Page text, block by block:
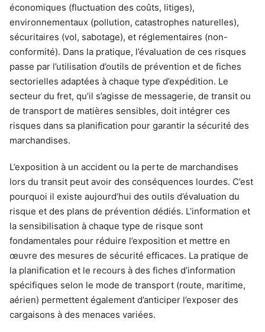
économiques (fluctuation des coûts, litiges),
environnementaux (pollution, catastrophes naturelles),
sécuritaires (vol, sabotage), et réglementaires (non-
conformité). Dans la pratique, l’évaluation de ces risques
passe par l’utilisation d’outils de prévention et de fiches
sectorielles adaptées à chaque type d’expédition. Le
secteur du fret, qu’il s’agisse de messagerie, de transit ou
de transport de matières sensibles, doit intégrer ces
risques dans sa planification pour garantir la sécurité des
marchandises.
L’exposition à un accident ou la perte de marchandises
lors du transit peut avoir des conséquences lourdes. C’est
pourquoi il existe aujourd’hui des outils d’évaluation du
risque et des plans de prévention dédiés. L’information et
la sensibilisation à chaque type de risque sont
fondamentales pour réduire l’exposition et mettre en
œuvre des mesures de sécurité efficaces. La pratique de
la planification et le recours à des fiches d’information
spécifiques selon le mode de transport (route, maritime,
aérien) permettent également d’anticiper l’exposer des
cargaisons à des menaces variées.